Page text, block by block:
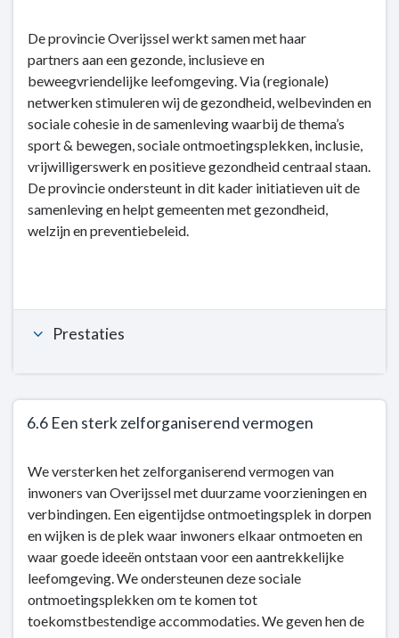
naar
navigatie
Kerntaak
Cultuur
sociale
kwaliteit
Vitale
Overijsselaars
die
meer
bewegen
De provincie Overijssel werkt samen met haar
partners aan een gezonde, inclusieve en
beweegvriendelijke leefomgeving. Via (regionale)
netwerken stimuleren wij de gezondheid, welbevinden en
sociale cohesie in de samenleving waarbij de thema’s
sport & bewegen, sociale ontmoetingsplekken, inclusie,
vrijwilligerswerk en positieve gezondheid centraal staan.
De provincie ondersteunt in dit kader initiatieven uit de
samenleving en helpt gemeenten met gezondheid,
welzijn en preventiebeleid.
Prestaties
6.6 Een sterk zelforganiserend vermogen
naar
navigatie
Kerntaak
Cultuur
sociale
We versterken het zelforganiserend vermogen van
inwoners van Overijssel met duurzame voorzieningen en
verbindingen. Een eigentijdse ontmoetingsplek in dorpen
en wijken is de plek waar inwoners elkaar ontmoeten en
waar goede ideeën ontstaan voor een aantrekkelijke
leefomgeving. We ondersteunen deze sociale
ontmoetingsplekken om te komen tot
toekomstbestendige accommodaties. We geven hen de